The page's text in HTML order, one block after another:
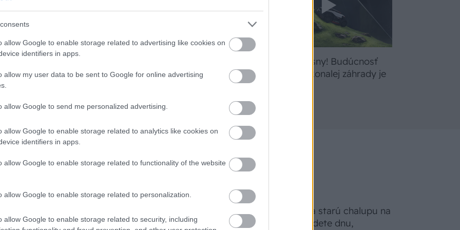
allow Google to enable storage related to advertising like cookies on
identifiers in apps.
allow my user data to be sent to Google for online advertising
allow Google to send me personalized advertising.
allow Google to enable storage related to analytics like cookies on
identifiers in apps.
allow Google to enable storage related to functionality of the website
allow Google to enable storage related to personalization.
allow Google to enable storage related to security, including
klasická izolácia
v mrazoch zlyháva
to vyriešiť raz a navždy
ho na marhuliach v júni a
Žite svoje sny! Budúcnosť
údržby dokonalej záhrady je
na miesta, na ktoré
CHALUPA
Na Morave prerobila starú chalupu na
nepoznanie: Keď vojdete dnu,